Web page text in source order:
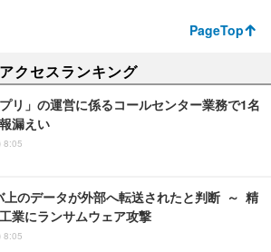
PageTop
アクセスランキング
プリ」の運営に係るコールセンター業務で1名
漏えい
8:05
上のデータが外部へ転送されたと判断 ～ 精
業にランサムウェア攻撃
8:05